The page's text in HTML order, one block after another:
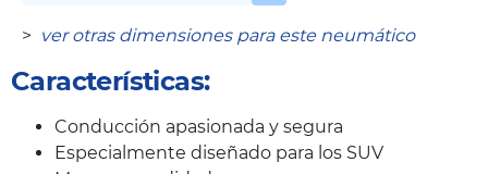
> ver otras dimensiones para este neumático
Características:
Conducción apasionada y segura
Especialmente diseñado para los SUV